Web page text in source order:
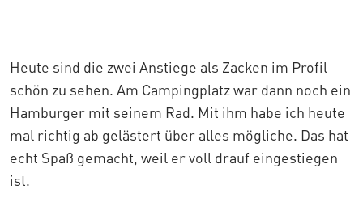
Heute sind die zwei Anstiege als Zacken im Profil
schön zu sehen. Am Campingplatz war dann noch ein
Hamburger mit seinem Rad. Mit ihm habe ich heute
mal richtig ab gelästert über alles mögliche. Das hat
echt Spaß gemacht, weil er voll drauf eingestiegen
ist.